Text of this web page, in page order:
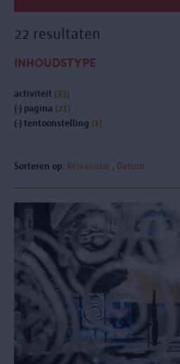
22 resultaten
INHOUDSTYPE
activiteit (33)
(-) pagina (21)
(-) tentoonstelling (1)
Sorteren op: Relevantie Datum